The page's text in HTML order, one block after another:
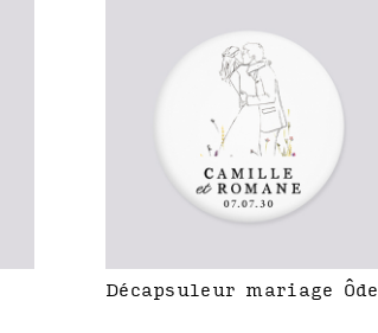
Décapsuleur mariage Ôde